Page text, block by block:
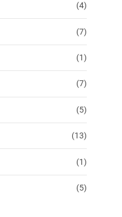
(4)
(7)
(1)
(7)
(5)
(13)
(1)
(5)